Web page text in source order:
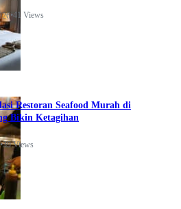
•41 Views
Restoran Seafood Murah di
Bikin Ketagihan
•39 Views